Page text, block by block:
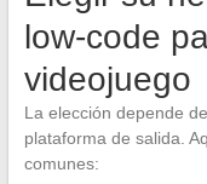
low-code
videojuego
La elección depende
plataforma de salida.
comunes: